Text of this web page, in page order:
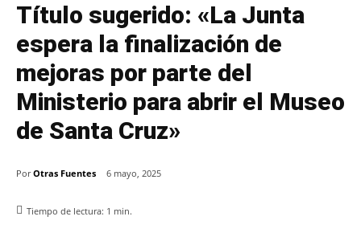
Título sugerido: «La Junta
espera la finalización de
mejoras por parte del
Ministerio para abrir el Museo
de Santa Cruz»
Por Otras Fuentes 6 mayo, 2025
Tiempo de lectura: 1 min.